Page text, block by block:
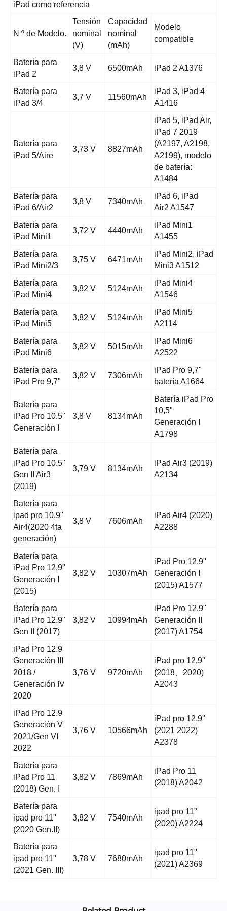
iPad como referencia
N º de Modelo.
Tensión
nominal
(V)
Capacidad
nominal
(mAh)
Modelo
compatible
Batería para
iPad 2
3,8 V 6500mAh iPad 2 A1376
Batería para
iPad 3/4
3,7 V 11560mAh
iPad 3, iPad 4
A1416
Batería para
iPad 5/Aire
3,73 V 8827mAh
iPad 5, iPad Air,
iPad 7 2019
(A2197, A2198,
A2199), modelo
de batería:
A1484
Batería para
iPad 6/Air2
3,8 V 7340mAh
iPad 6, iPad
Air2 A1547
Batería para
iPad Mini1
3,72 V 4440mAh
iPad Mini1
A1455
Batería para
iPad Mini2/3
3,75 V 6471mAh
iPad Mini2, iPad
Mini3 A1512
Batería para
iPad Mini4
3,82 V 5124mAh
iPad Mini4
A1546
Batería para
iPad Mini5
3,82 V 5124mAh
iPad Mini5
A2114
Batería para
iPad Mini6
3,82 V 5015mAh
iPad Mini6
A2522
Batería para
iPad Pro 9,7"
3,82 V 7306mAh
iPad Pro 9,7"
batería A1664
Batería para
iPad Pro 10.5"
Generación I
3,8 V 8134mAh
Batería iPad Pro
10,5"
Generación I
A1798
Batería para
iPad Pro 10.5"
Gen II Air3
(2019)
3,79 V 8134mAh
iPad Air3 (2019)
A2134
Batería para
ipad pro 10.9"
Air4(2020 4ta
generación)
3,8 V 7606mAh
iPad Air4 (2020)
A2288
Batería para
iPad Pro 12,9"
Generación I
(2015)
3,82 V 10307mAh
iPad Pro 12,9"
Generación I
(2015) A1577
Batería para
iPad Pro 12.9"
Gen II (2017)
3,82 V 10994mAh
iPad Pro 12,9"
Generación II
(2017) A1754
iPad Pro 12.9
Generación III
2018 /
Generación IV
2020
3,76 V 9720mAh
iPad pro 12,9"
(2018、2020)
A2043
iPad Pro 12.9
Generación V
2021/Gen VI
2022
3,76 V 10566mAh
iPad pro 12,9"
(2021 2022)
A2378
Batería para
iPad Pro 11
(2018) Gen. I
3,82 V 7869mAh
iPad Pro 11
(2018) A2042
Batería para
ipad pro 11"
(2020 Gen.II)
3,82 V 7540mAh
ipad pro 11"
(2020) A2224
Batería para
ipad pro 11"
(2021 Gen. III)
3,78 V 7680mAh
ipad pro 11"
(2021) A2369